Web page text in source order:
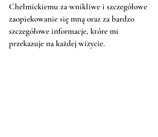
Chełmickiemu za wnikliwe i szczegółowe
zaopiekowanie się mną oraz za bardzo
szczegółowe informacje, które mi
przekazuje na każdej wizycie.